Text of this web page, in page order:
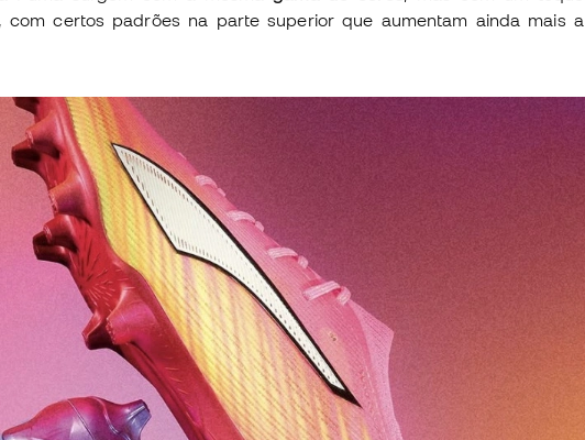
, com certos padrões na parte superior que aumentam ainda mais a